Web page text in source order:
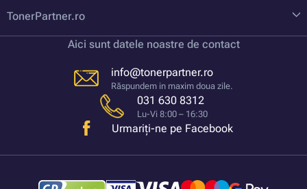
TonerPartner.ro
Aici sunt datele noastre de contact
info@tonerpartner.ro
Răspundem in maxim doua zile.
031 630 8312
Lu-Vi 8:00 – 16:30
Urmariți-ne pe Facebook